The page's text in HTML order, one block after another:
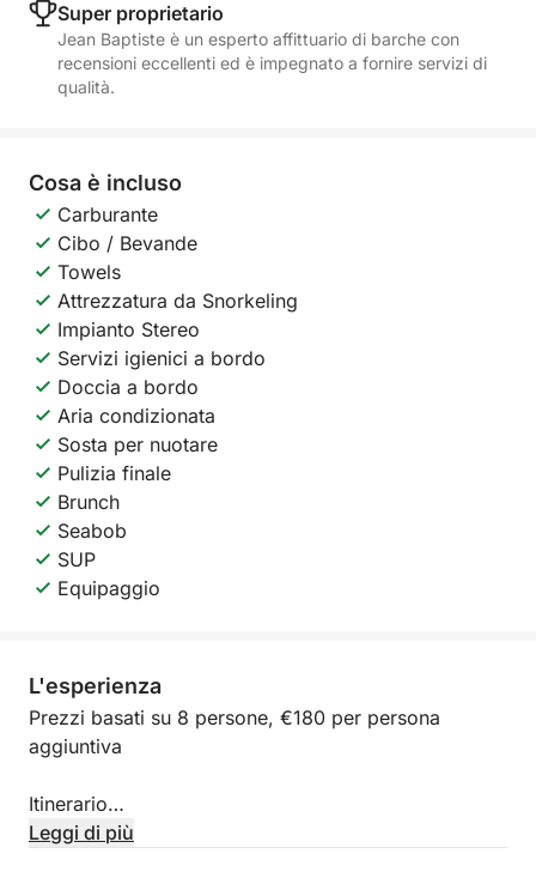
Super proprietario
Jean Baptiste è un esperto affittuario di barche con
recensioni eccellenti ed è impegnato a fornire servizi di
qualità.
Cosa è incluso
Carburante
Cibo / Bevande
Towels
Attrezzatura da Snorkeling
Impianto Stereo
Servizi igienici a bordo
Doccia a bordo
Aria condizionata
Sosta per nuotare
Pulizia finale
Brunch
Seabob
SUP
Equipaggio
L'esperienza
Prezzi basati su 8 persone, €180 per persona
aggiuntiva
Itinerario
Leggi di più